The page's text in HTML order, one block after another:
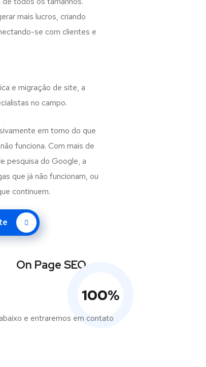
mais lucros, criando
se com clientes e
e migração de site, a
no campo.
em torno do que
funciona. Com mais de
pesquisa do Google, a
que já não funcionam, ou
continuem.
100%
On Page SEO
e entraremos em contato